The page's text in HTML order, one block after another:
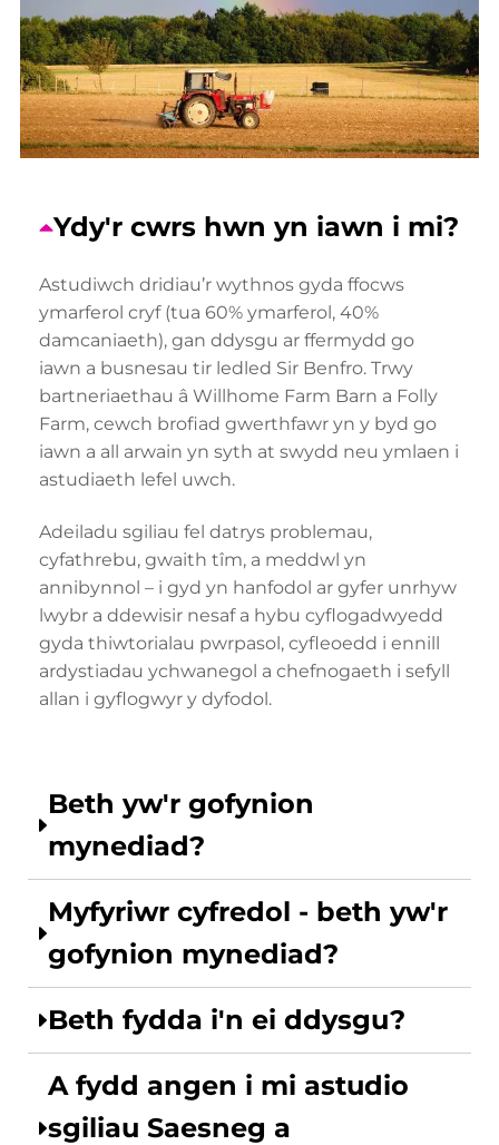
Ydy'r cwrs hwn yn iawn i mi?
Astudiwch dridiau’r wythnos gyda ffocws
ymarferol cryf (tua 60% ymarferol, 40%
damcaniaeth), gan ddysgu ar ffermydd go
iawn a busnesau tir ledled Sir Benfro. Trwy
bartneriaethau â Willhome Farm Barn a Folly
Farm, cewch brofiad gwerthfawr yn y byd go
iawn a all arwain yn syth at swydd neu ymlaen i
astudiaeth lefel uwch.
Adeiladu sgiliau fel datrys problemau,
cyfathrebu, gwaith tîm, a meddwl yn
annibynnol – i gyd yn hanfodol ar gyfer unrhyw
lwybr a ddewisir nesaf a hybu cyflogadwyedd
gyda thiwtorialau pwrpasol, cyfleoedd i ennill
ardystiadau ychwanegol a chefnogaeth i sefyll
allan i gyflogwyr y dyfodol.
Beth yw'r gofynion
mynediad?
Myfyriwr cyfredol - beth yw'r
gofynion mynediad?
Beth fydda i'n ei ddysgu?
A fydd angen i mi astudio
sgiliau Saesneg a